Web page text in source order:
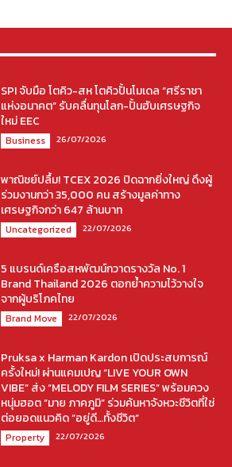
SPI จับมือ โตคิว-สห โตคิวปั้นโมเดล “ศรีราชา
แห่งอนาคต” รับคลื่นทุนโลก-ปั้นฮับเศรษฐกิจ
ใหม่ EEC
Business 26/07/2026
พาณิชย์ปลื้ม! TCEX 2026 ปิดฉากยิ่งใหญ่ ดึงผู้
ร่วมงานกว่า 35,000 คน สร้างมูลค่าทาง
เศรษฐกิจกว่า 647 ล้านบาท
Uncategorized 22/07/2026
5 แบรนด์เครือสหพัฒน์กวาดรางวัล No. 1
Brand Thailand 2026 ตอกย้ำความไว้วางใจ
จากผู้บริโภคไทย
Brand Move 22/07/2026
Pruksa x Harman Kardon เปิดประสบการณ์
ครั้งใหม่! ผ่านแคมเปญ “LIVE YOUR OWN
VIBE” ส่ง “MELODY FILM SERIES” พร้อมควง
หนุ่มฮอต “มาย ภาคภูมิ” ร่วมค้นหาจังหวะชีวิตที่ใช่
ต่อยอดแนวคิด “อยู่ดี…ทั้งชีวิต”
Property 22/07/2026